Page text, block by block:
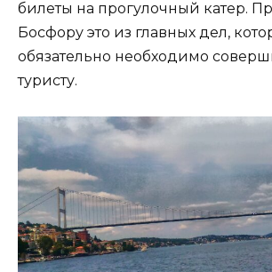
билеты на прогулочный катер.
Босфору это из главных дел,
обязательно необходимо
туристу.